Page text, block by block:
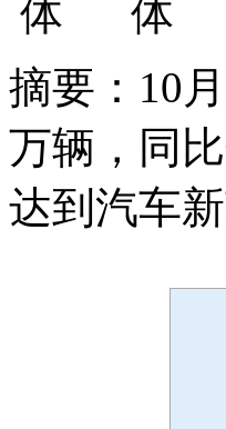
摘要：10
万辆，同
达到汽车